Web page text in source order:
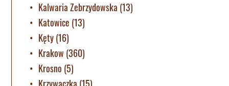
Kalwaria Zebrzydowska (13)
Katowice (13)
Kęty(16)
Krakow (360)
Krosno (5)